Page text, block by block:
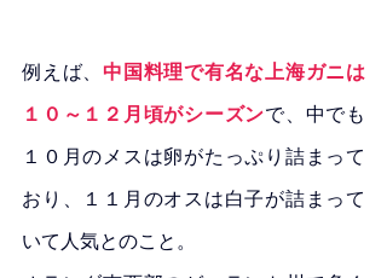
例えば、 中国料理で有名な上海ガニは
１０～１２月頃がシーズンで、中でも
１０月のメスは卵がたっぷり詰まって
おり、１１月のオスは白子が詰まって
いて人気とのこと。